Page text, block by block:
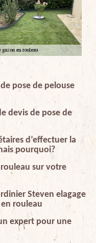
pose de pelouse
devis de pose de
d’effectuer la
pourquoi?
sur votre
Steven elagage
rouleau
expert pour une